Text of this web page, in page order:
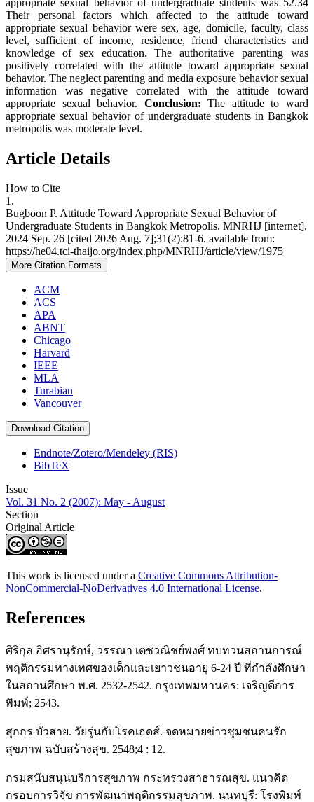
appropriate sexual behavior of undergraduate students was 52.34
Their personal factors which affected to the attitude toward
appropriate sexual behavior were sex, age, domicile, faculty, class
level, sufficient of income, residence, friend characteristics and
knowledge of sex education. The authoritative parenting was
positively correlated with the attitude toward appropriate sexual
behavior. The neglect parenting and media exposure behavior sexual
information was negative correlated with the attitude toward
appropriate sexual behavior. Conclusion: The attitude to ward
appropriate sexual behavior of undergraduate students in Bangkok
metropolis was moderate level.
Article Details
How to Cite
1.
Bugboon P. Attitude Toward Appropriate Sexual Behavior of
Undergraduate Students in Bangkok Metropolis. MNRHJ [internet].
2024 Sep. 26 [cited 2026 Aug. 7];31(2):81-6. available from:
https://he04.tci-thaijo.org/index.php/MNRHJ/article/view/1975
More Citation Formats
ACM
ACS
APA
ABNT
Chicago
Harvard
IEEE
MLA
Turabian
Vancouver
Download Citation
Endnote/Zotero/Mendeley (RIS)
BibTeX
Issue
Vol. 31 No. 2 (2007): May - August
Section
Original Article
This work is licensed under a Creative Commons Attribution-
NonCommercial-NoDerivatives 4.0 International License.
References
ศิริกุล อิศรานุรักษ์, วรรณา เตชวณิชย์พงศ์ ทบทวนสถานการณ์
พฤติกรรมทางเทศของเด็กเเละเยาวชนอายุ 6-24 ปี ที่กำลังศึกษา
ในสถานศึกษา พ.ศ. 2532-2542. กรุงเทพมหานคร: เจริญดีการ
พิมพ์; 2543.
สุกกร บัวสาย. วัยรุ่นกับโรคเอดส์. จดหมายข่าวชุมชนคนรัก
สุขภาพ ฉบับสร้างสุข. 2548;4 : 12.
กรมสนับสนุนบริการสุขภาพ กระทรวงสาธารณสุข. แนวคิด
กรอบการวิจัข การพัฒนาพฤติกรรมสุขภาพ. นนทบุรี: โรงพิมพ์